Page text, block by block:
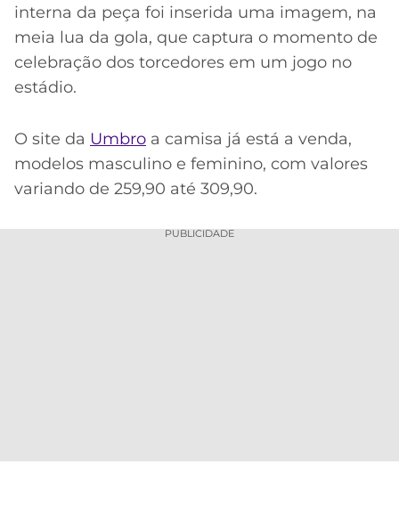
interna da peça foi inserida uma imagem, na
meia lua da gola, que captura o momento de
celebração dos torcedores em um jogo no
estádio.
O site da Umbro a camisa já está a venda,
modelos masculino e feminino, com valores
variando de 259,90 até 309,90.
PUBLICIDADE